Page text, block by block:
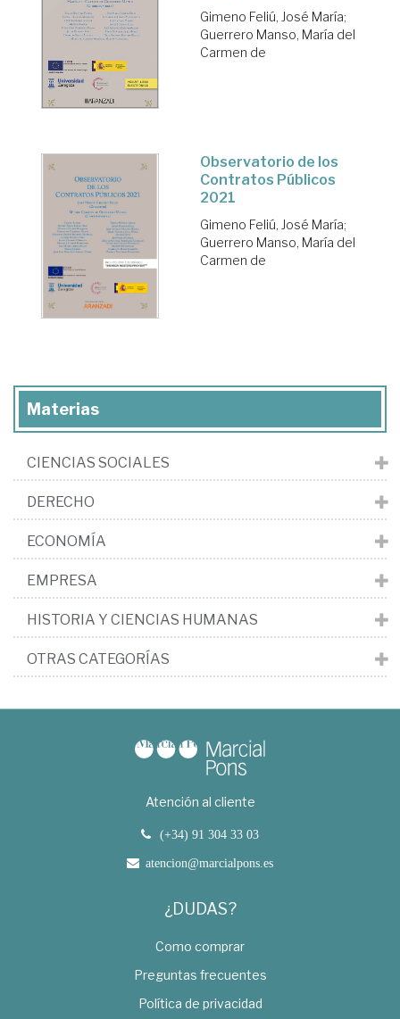
Gimeno Feliú, José María;
Guerrero Manso, María del
Carmen de
Observatorio de los
Contratos Públicos
2021
Gimeno Feliú, José María;
Guerrero Manso, María del
Carmen de
Materias
CIENCIAS SOCIALES
DERECHO
ECONOMÍA
EMPRESA
HISTORIA Y CIENCIAS HUMANAS
OTRAS CATEGORÍAS
Atención al cliente
(+34) 91 304 33 03
atencion@marcialpons.es
¿DUDAS?
Como comprar
Preguntas frecuentes
Política de privacidad